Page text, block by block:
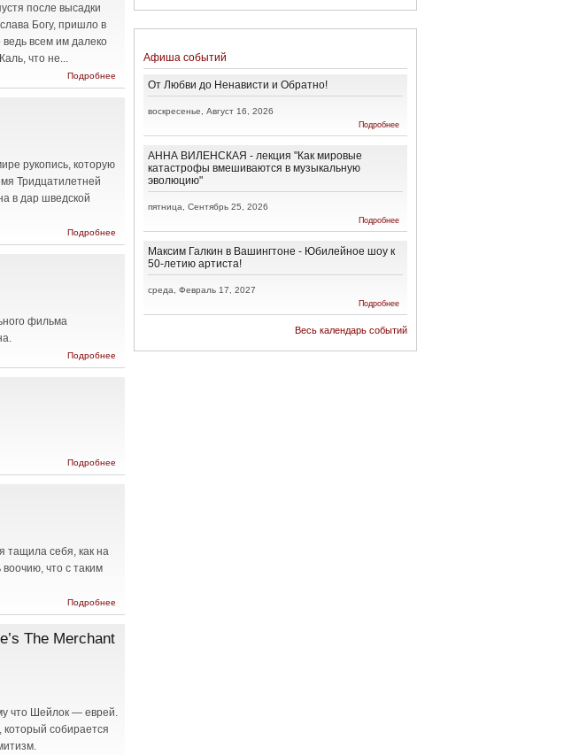
после высадки
Богу, пришло в
всем им далеко
что не...
Подробнее
о В
Лунной
тени /
In the
of the
(****)
рукопись, которую
Тридцатилетней
в дар шведской
Подробнее
о
Уникальная
книга на
выставке в
фильма
Подробнее
о
Разоблачение
Подробнее
Пошли
тащила себя, как на
что с таким
Подробнее
Отпетые
The Merchant
что Шейлок — еврей.
который собирается
Афиша событий
От Любви до Ненависти и Обратно!
воскресенье, Август 16, 2026
Подробнее
Любви до
АННА ВИЛЕНСКАЯ - лекция "Как мировые
катастрофы вмешиваются в музыкальную
эволюцию"
пятница, Сентябрь 25, 2026
Подробнее
ВИЛЕНСКАЯ
Максим Галкин в Вашингтоне - Юбилейное шоу к
50-летию артиста!
среда, Февраль 17, 2027
Подробнее
шоу к 50-
Весь календарь событий